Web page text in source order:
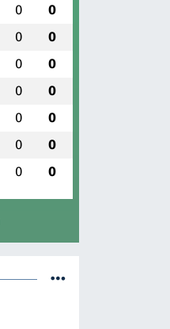
0 0
0 0
0 0
0 0
0 0
0 0
0 0